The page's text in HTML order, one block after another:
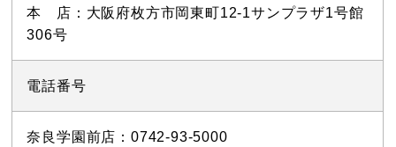
本 店：大阪府枚方市岡東町12-1サンプラザ1号館
306号
電話番号
奈良学園前店：0742-93-5000